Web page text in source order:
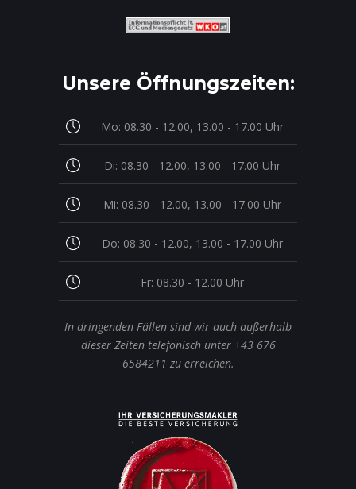
Unsere Öffnungszeiten:
Mo: 08.30 - 12.00, 13.00 - 17.00 Uhr
Di: 08.30 - 12.00, 13.00 - 17.00 Uhr
Mi: 08.30 - 12.00, 13.00 - 17.00 Uhr
Do: 08.30 - 12.00, 13.00 - 17.00 Uhr
Fr: 08.30 - 12.00 Uhr
In dringenden Fällen sind wir auch außerhalb
dieser Zeiten telefonisch unter +43 676
6584211 zu erreichen.